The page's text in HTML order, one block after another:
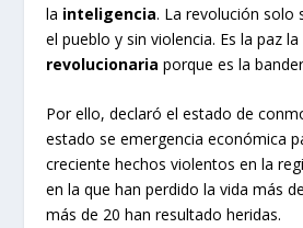
la inteligencia. La revolución solo
el pueblo y sin violencia. Es la paz la
revolucionariaporque es la
Por ello, declaró el estado de
estado se emergencia económica
creciente hechos violentos en la
en la que han perdido la vida más de
más de 20 han resultado heridas.